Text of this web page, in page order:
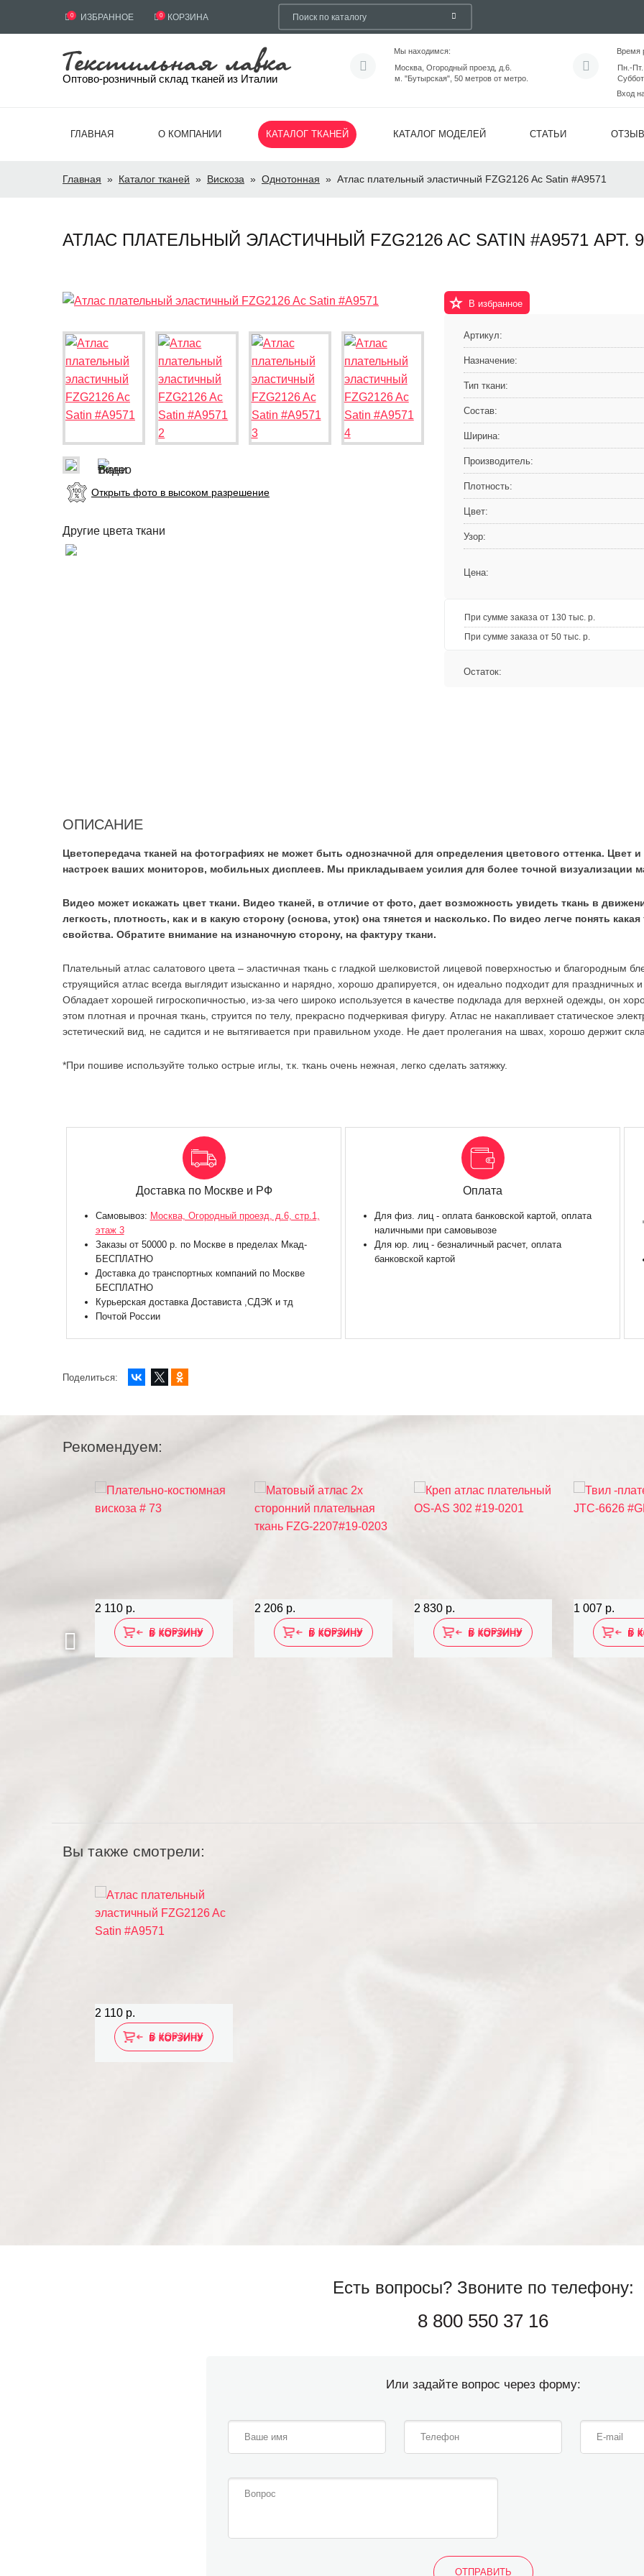
0 ИЗБРАННОЕ 0 КОРЗИНА
Оптово-розничный склад тканей из Италии
Мы находимся:
Москва, Огородный проезд, д.6.
м. "Бутырская", 50 метров от метро.
Время
Пн.-
Вход
ГЛАВНАЯ О КОМПАНИИ КАТАЛОГ ТКАНЕЙ КАТАЛОГ МОДЕЛЕЙ СТАТЬИ
Главная » Каталог тканей » Вискоза » Однотонная » Атлас плательный эластичный FZG2126 Ac Satin #A9571
АТЛАС ПЛАТЕЛЬНЫЙ ЭЛАСТИЧНЫЙ FZG2126 AC SATIN #A9571 АРТ.
Открыть фото в высоком разрешение
Другие цвета ткани
В избранное
Артикул:
Назначение:
Тип ткани:
Состав:
Ширина:
Производитель:
Плотность:
Цвет:
Узор:
Цена:
При сумме заказа от 130 тыс. р.
При сумме заказа от 50 тыс. р.
Остаток:
ОПИСАНИЕ
Цветопередача тканей на фотографиях не может быть однозначной для определения цветового оттенка. Цвет
настроек ваших мониторов, мобильных дисплеев. Мы прикладываем усилия для более точной визуализации
Видео может искажать цвет ткани. Видео тканей, в отличие от фото, дает возможность увидеть ткань в
легкость, плотность, как и в какую сторону (основа, уток) она тянется и насколько. По видео легче понять
свойства. Обратите внимание на изнаночную сторону, на фактуру ткани.
Плательный атлас салатового цвета – эластичная ткань с гладкой шелковистой лицевой поверхностью и благородным
струящийся атлас всегда выглядит изысканно и нарядно, хорошо драпируется, он идеально подходит для праздничных
Обладает хорошей гигроскопичностью, из-за чего широко используется в качестве подклада для верхней одежды, он
этом плотная и прочная ткань, струится по телу, прекрасно подчеркивая фигуру. Атлас не накапливает статическое
эстетический вид, не садится и не вытягивается при правильном уходе. Не дает пролегания на швах, хорошо держит
*При пошиве используйте только острые иглы, т.к. ткань очень нежная, легко сделать затяжку.
Доставка по Москве и РФ
Самовывоз: Москва, Огородный проезд, д.6, стр.1,
этаж 3
Заказы от 50000 р. по Москве в пределах Мкад-
БЕСПЛАТНО
Доставка до транспортных компаний по Москве
БЕСПЛАТНО
Курьерская доставка Достависта ,СДЭК и тд
Почтой России
Оплата
Для физ. лиц - оплата банковской картой, оплата
наличными при самовывозе
Для юр. лиц - безналичный расчет, оплата
банковской картой
Поделиться:
Рекомендуем:
2 110 р.
В КОРЗИНУ
2 206 р.
В КОРЗИНУ
2 830 р.
В КОРЗИНУ
1 007 р.
В
Вы также смотрели:
2 110 р.
В КОРЗИНУ
Есть вопросы?Звоните по телефону:
8 800 550 37 16
Или задайте вопрос через форму: